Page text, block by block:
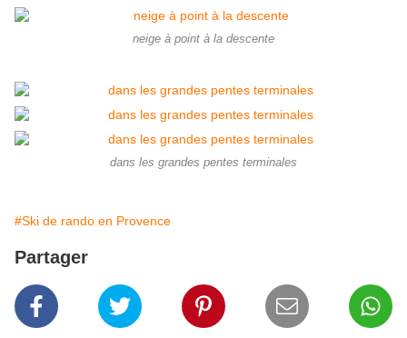
neige à point à la descente
dans les grandes pentes terminales
#Ski de rando en Provence
Partager